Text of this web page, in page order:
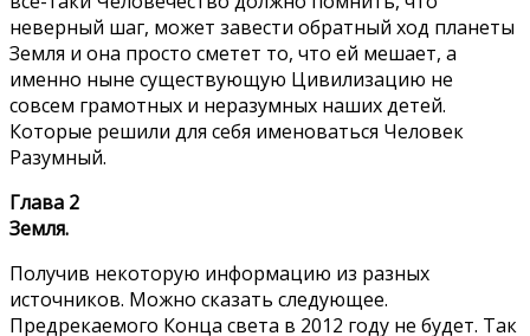
неверный шаг, может завести обратный ход планеты
Земля и она просто сметет то, что ей мешает, а
именно ныне существующую Цивилизацию не
совсем грамотных и неразумных наших детей.
Которые решили для себя именоваться Человек
Разумный.
Глава 2
Земля.
Получив некоторую информацию из разных
источников. Можно сказать следующее.
Предрекаемого Конца света в 2012 году не будет. Так